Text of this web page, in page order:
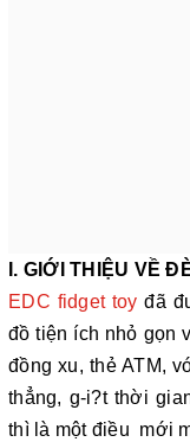
. GIỚI THIỆU VỀ
EDC fidget toyđã
đồ tiện ích nhỏ gọn
đồng xu, thẻ ATM,
thẳng, g-i?t thời
thì là một điều mới